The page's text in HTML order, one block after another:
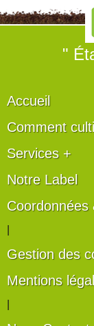
"
Accueil
Comment
Services +
Notre Label
Coordonnées
Gestion des
Mentions